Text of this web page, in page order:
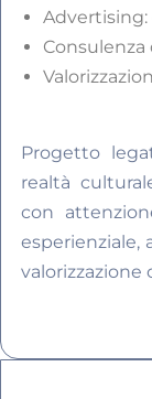
Progetto
realtà
con
esperienziale,
valorizzazione